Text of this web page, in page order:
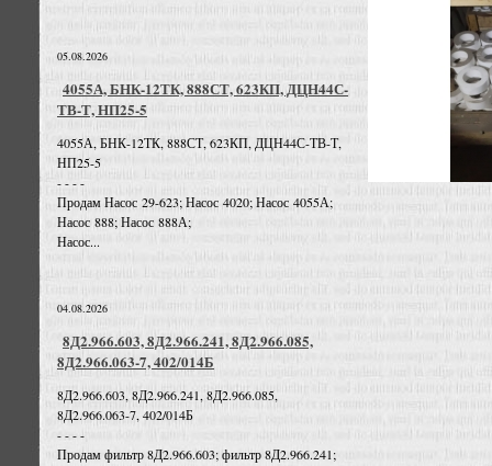
05.08.2026
4055А, БНК-12ТК, 888СТ, 623КП, ДЦН44С-
ТВ-Т, НП25-5
4055А, БНК-12ТК, 888СТ, 623КП, ДЦН44С-ТВ-Т,
НП25-5
- - - -
Продам Насос 29-623; Насос 4020; Насос 4055А;
Насос 888; Насос 888А;
Насос...
04.08.2026
8Д2.966.603, 8Д2.966.241, 8Д2.966.085,
8Д2.966.063-7, 402/014Б
8Д2.966.603, 8Д2.966.241, 8Д2.966.085,
8Д2.966.063-7, 402/014Б
- - - -
Продам фильтр 8Д2.966.603; фильтр 8Д2.966.241;